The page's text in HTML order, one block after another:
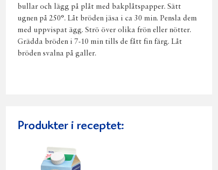
bullar och lägg på plåt med bakplåtspapper. Sätt
ugnen på 250°. Låt bröden jäsa i ca 30 min. Pensla dem
med uppvispat ägg. Strö över olika frön eller nötter.
Grädda bröden i 7-10 min tills de fått fin färg. Låt
bröden svalna på galler.
Produkter i receptet: